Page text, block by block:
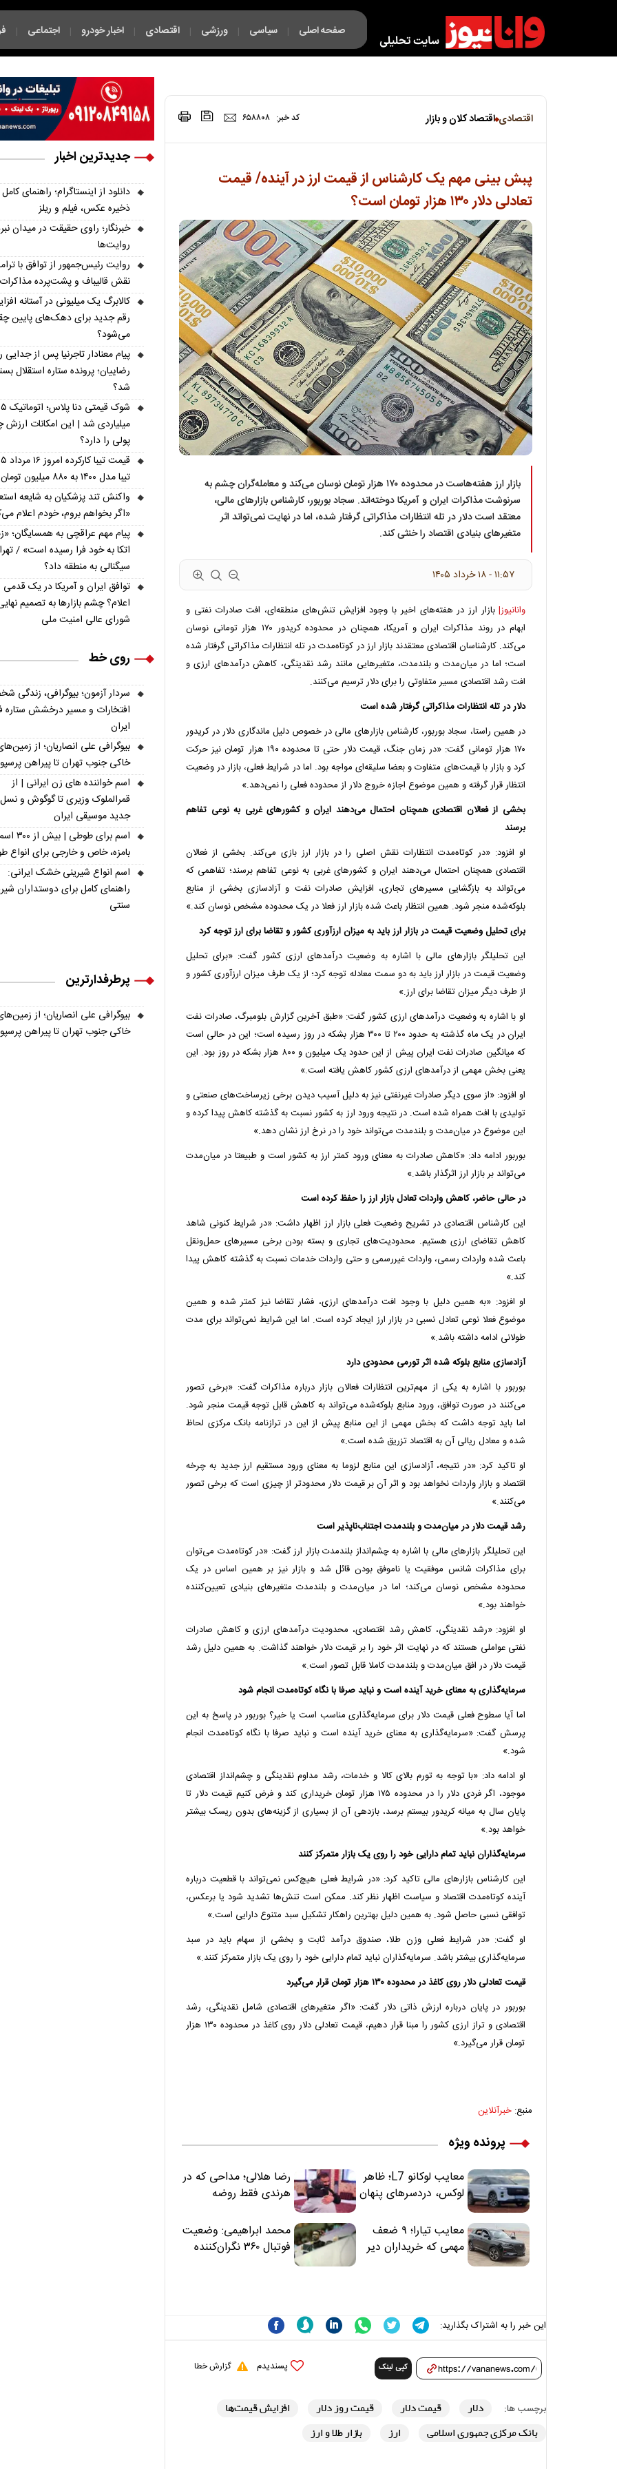
صفحه اصلی | سیاسی | ورزشی | اقتصادی | اخبار خودرو | اجتماعی |
فکت لایف
|
اقتصادی اقتصاد کلان و بازار کد خبر: ۶۵۸۸۰۸
پبش‌ بینی مهم یک کارشناس از قیمت ارز در آینده/ قیمت
تعادلی دلار ۱۳۰ هزار تومان است؟
بازار ارز هفته‌هاست در محدوده ۱۷۰ هزار تومان نوسان می‌کند و معامله‌گران چشم به
سرنوشت مذاکرات ایران و آمریکا دوخته‌اند. سجاد بوربور، کارشناس بازارهای مالی،
معتقد است دلار در تله انتظارات مذاکراتی گرفتار شده، اما در نهایت نمی‌تواند اثر
متغیرهای بنیادی اقتصاد را خنثی کند.
۱۱:۵۷ - ۱۸ خرداد ۱۴۰۵
وانانیوز| بازار ارز در هفته‌های اخیر با وجود افزایش تنش‌های منطقه‌ای، افت صادرات نفتی و
ابهام در روند مذاکرات ایران و آمریکا، همچنان در محدوده کریدور ۱۷۰ هزار تومانی نوسان
می‌کند. کارشناسان اقتصادی معتقدند بازار ارز در کوتاه‌مدت در تله انتظارات مذاکراتی گرفتار شده
است؛ اما در میان‌مدت و بلندمدت، متغیرهایی مانند رشد نقدینگی، کاهش درآمدهای ارزی و
افت رشد اقتصادی مسیر متفاوتی را برای دلار ترسیم می‌کنند.
دلار در تله انتظارات مذاکراتی گرفتار شده است
در همین راستا، سجاد بوربور، کارشناس بازارهای مالی در خصوص دلیل ماندگاری دلار در کریدور
۱۷۰ هزار تومانی گفت: «در زمان جنگ، قیمت دلار حتی تا محدوده ۱۹۰ هزار تومان نیز حرکت
کرد و بازار با قیمت‌های متفاوت و بعضا سلیقه‌ای مواجه بود. اما در شرایط فعلی، بازار در وضعیت
انتظار قرار گرفته و همین موضوع اجازه خروج دلار از محدوده فعلی را نمی‌دهد.»
بخشی از فعالان اقتصادی همچنان احتمال می‌دهند ایران و کشورهای غربی به نوعی تفاهم
برسند
او افزود: «در کوتاه‌مدت انتظارات نقش اصلی را در بازار ارز بازی می‌کند. بخشی از فعالان
اقتصادی همچنان احتمال می‌دهند ایران و کشورهای غربی به نوعی تفاهم برسند؛ تفاهمی که
می‌تواند به بازگشایی مسیرهای تجاری، افزایش صادرات نفت و آزادسازی بخشی از منابع
بلوکه‌شده منجر شود. همین انتظار باعث شده بازار ارز فعلا در یک محدوده مشخص نوسان کند.»
برای تحلیل وضعیت قیمت در بازار ارز باید به میزان ارزآوری کشور و تقاضا برای ارز توجه کرد
این تحلیلگر بازارهای مالی با اشاره به وضعیت درآمدهای ارزی کشور گفت: «برای تحلیل
وضعیت قیمت در بازار ارز باید به دو سمت معادله توجه کرد؛ از یک طرف میزان ارزآوری کشور و
از طرف دیگر میزان تقاضا برای ارز.»
او با اشاره به وضعیت درآمدهای ارزی کشور گفت: «طبق آخرین گزارش بلومبرگ، صادرات نفت
ایران در یک ماه گذشته به حدود ۲۰۰ تا ۳۰۰ هزار بشکه در روز رسیده است؛ این در حالی است
که میانگین صادرات نفت ایران پیش از این حدود یک میلیون و ۸۰۰ هزار بشکه در روز بود. این
یعنی بخش مهمی از درآمدهای ارزی کشور کاهش یافته است.»
او افزود: «از سوی دیگر صادرات غیرنفتی نیز به دلیل آسیب دیدن برخی زیرساخت‌های صنعتی و
تولیدی با افت همراه شده است. در نتیجه ورود ارز به کشور نسبت به گذشته کاهش پیدا کرده و
این موضوع در میان‌مدت و بلندمدت می‌تواند خود را در نرخ ارز نشان دهد.»
بوربور ادامه داد: «کاهش صادرات به معنای ورود کمتر ارز به کشور است و طبیعتا در میان‌مدت
می‌تواند بر بازار ارز اثرگذار باشد.»
در حالی حاضر، کاهش واردات تعادل بازار ارز را حفظ کرده است
این کارشناس اقتصادی در تشریح وضعیت فعلی بازار ارز اظهار داشت: «در شرایط کنونی شاهد
کاهش تقاضای ارزی هستیم. محدودیت‌های تجاری و بسته بودن برخی مسیرهای حمل‌ونقل
باعث شده واردات رسمی، واردات غیررسمی و حتی واردات خدمات نسبت به گذشته کاهش پیدا
کند.»
او افزود: «به همین دلیل با وجود افت درآمدهای ارزی، فشار تقاضا نیز کمتر شده و همین
موضوع فعلا نوعی تعادل نسبی در بازار ارز ایجاد کرده است. اما این شرایط نمی‌تواند برای مدت
طولانی ادامه داشته باشد.»
آزادسازی منابع بلوکه ‌شده اثر تورمی محدودی دارد
بوربور با اشاره به یکی از مهم‌ترین انتظارات فعالان بازار درباره مذاکرات گفت: «برخی تصور
می‌کنند در صورت توافق، ورود منابع بلوکه‌شده می‌تواند به کاهش قابل توجه قیمت منجر شود.
اما باید توجه داشت که بخش مهمی از این منابع پیش از این در ترازنامه بانک مرکزی لحاظ
شده و معادل ریالی آن به اقتصاد تزریق شده است.»
او تاکید کرد: «در نتیجه، آزادسازی این منابع لزوما به معنای ورود مستقیم ارز جدید به چرخه
اقتصاد و بازار واردات نخواهد بود و اثر آن بر قیمت دلار محدودتر از چیزی است که برخی تصور
می‌کنند.»
رشد قیمت دلار در میان‌مدت و بلندمدت اجتناب‌ناپذیر است
این تحلیلگر بازارهای مالی با اشاره به چشم‌انداز بلندمدت بازار ارز گفت: «در کوتاه‌مدت می‌توان
برای مذاکرات شانس موفقیت یا ناموفق بودن قائل شد و بازار نیز بر همین اساس در یک
محدوده مشخص نوسان می‌کند؛ اما در میان‌مدت و بلندمدت متغیرهای بنیادی تعیین‌کننده
خواهند بود.»
او افزود: «رشد نقدینگی، کاهش رشد اقتصادی، محدودیت درآمدهای ارزی و کاهش صادرات
نفتی عواملی هستند که در نهایت اثر خود را بر قیمت دلار خواهند گذاشت. به همین دلیل رشد
قیمت دلار در افق میان‌مدت و بلندمدت کاملا قابل تصور است.»
سرمایه‌گذاری به معنای خرید آینده است و نباید صرفا با نگاه کوتاه‌مدت انجام شود
اما آیا سطوح فعلی قیمت دلار برای سرمایه‌گذاری مناسب است یا خیر؟ بوربور در پاسخ به این
پرسش گفت: «سرمایه‌گذاری به معنای خرید آینده است و نباید صرفا با نگاه کوتاه‌مدت انجام
شود.»
او ادامه داد: «با توجه به تورم بالای کالا و خدمات، رشد مداوم نقدینگی و چشم‌انداز اقتصادی
موجود، اگر فردی دلار را در محدوده ۱۷۵ هزار تومان خریداری کند و فرض کنیم قیمت دلار تا
پایان سال به میانه کریدور بیستم برسد، بازدهی آن از بسیاری از گزینه‌های بدون ریسک بیشتر
خواهد بود.»
سرمایه‌گذاران نباید تمام دارایی خود را روی یک بازار متمرکز کنند
این کارشناس بازارهای مالی تاکید کرد: «در شرایط فعلی هیچ‌کس نمی‌تواند با قطعیت درباره
آینده کوتاه‌مدت اقتصاد و سیاست اظهار نظر کند. ممکن است تنش‌ها تشدید شود یا برعکس،
توافقی نسبی حاصل شود. به همین دلیل بهترین راهکار تشکیل سبد متنوع دارایی است.»
او گفت: «در شرایط فعلی وزن طلا، صندوق درآمد ثابت و بخشی از سهام باید در سبد
سرمایه‌گذاری بیشتر باشد. سرمایه‌گذاران نباید تمام دارایی خود را روی یک بازار متمرکز کنند.»
قیمت تعادلی دلار روی کاغذ در محدوده ۱۳۰ هزار تومان قرار می‌گیرد
بوربور در پایان درباره ارزش ذاتی دلار گفت: «اگر متغیرهای اقتصادی شامل نقدینگی، رشد
اقتصادی و تراز ارزی کشور را مبنا قرار دهیم، قیمت تعادلی دلار روی کاغذ در محدوده ۱۳۰ هزار
تومان قرار می‌گیرد.»
منبع: خبرآنلاین
پرونده ویژه
معایب لوکانو L7؛ ظاهر
لوکس، دردسرهای پنهان
رضا هلالی؛ مداحی که در
هرندی فقط روضه
«تکیه‌گاه آقا مرتضی
علی(ع)» را جدی‌تر
معایب تیارا؛ ۹ ضعف
مهمی که خریداران دیر
محمد ابراهیمی: وضعیت
فوتبال ۳۶۰ نگران‌کننده
این خبر را به اشتراک بگذارید:
کپی لینک پسندیدم گزارش خطا
برچسب ها: دلار قیمت دلار قیمت روز دلار
افزایش قیمت‌ها
بانک مرکزی جمهوری اسلامی
ارز بازار طلا و ارز
جدیدترین اخبار
دانلود از اینستاگرام؛ راهنمای کامل
ذخیره عکس، فیلم و ریلز
خبرنگار؛ راوی حقیقت در میدان
روایت‌ها
روایت رئیس‌جمهور از توافق با
نقش قالیباف و پشت‌پرده مذاکرات
کالابرگ یک میلیونی در آستانه
رقم جدید برای دهک‌های پایین
می‌شود؟
پیام معنادار تاجرنیا پس از جدایی
رضاییان؛ پرونده ستاره استقلال
شد؟
شوک
میلیاردی شد | این امکانات ارزش
پولی را دارد؟
تیبا مدل ۱۴۰۰ به ۸۸۰ میلیون تومان رسید
واکنش تند پزشکیان به شایعه
«اگر بخواهم بروم، خودم اعلام
پیام مهم عراقچی به همسایگان؛
اتکا به خود فرا رسیده است» /
سیگنالی به منطقه داد؟
توافق ایران و آمریکا در یک قدمی
اعلام؟ چشم بازارها به تصمیم
شورای عالی امنیت ملی
روی خط
سردار آزمون؛ بیوگرافی، زندگی
افتخارات و مسیر درخشش ستاره
ایران
بیوگرافی علی انصاریان؛ از
خاکی جنوب تهران تا پیراهن
اسم خواننده های زن ایرانی | از
قمرالملوک وزیری تا گوگوش و نسل
جدید موسیقی ایران
اسم برای
بامزه، خاص و خارجی برای انواع
اسم انواع شیرینی خشک ایرانی:
راهنمای کامل برای دوستداران
سنتی
پرطرفدارترین
بیوگرافی علی انصاریان؛ از
خاکی جنوب تهران تا پیراهن